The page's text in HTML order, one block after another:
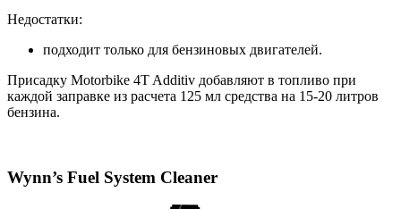
Недостатки:
подходит только для бензиновых двигателей.
Присадку Motorbike 4T Additiv добавляют в топливо при
каждой заправке из расчета 125 мл средства на 15-20 литров
бензина.
Wynn’s Fuel System Cleaner